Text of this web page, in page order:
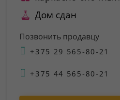
Дом сдан
Позвонить продавцу
+375 29 565-80-21
+375 44 565-80-21